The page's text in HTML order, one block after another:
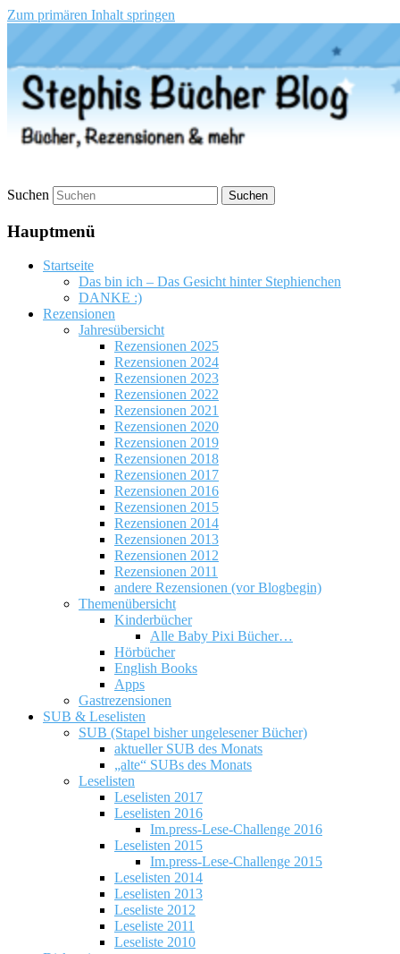
Zum primären Inhalt springen
Stephis Bücher Blog
Suchen
Hauptmenü
Startseite
Das bin ich – Das Gesicht hinter Stephienchen
DANKE :)
Rezensionen
Jahresübersicht
Rezensionen 2025
Rezensionen 2024
Rezensionen 2023
Rezensionen 2022
Rezensionen 2021
Rezensionen 2020
Rezensionen 2019
Rezensionen 2018
Rezensionen 2017
Rezensionen 2016
Rezensionen 2015
Rezensionen 2014
Rezensionen 2013
Rezensionen 2012
Rezensionen 2011
andere Rezensionen (vor Blogbegin)
Themenübersicht
Kinderbücher
Alle Baby Pixi Bücher…
Hörbücher
English Books
Apps
Gastrezensionen
SUB & Leselisten
SUB (Stapel bisher ungelesener Bücher)
aktueller SUB des Monats
„alte“ SUBs des Monats
Leselisten
Leselisten 2017
Leselisten 2016
Im.press-Lese-Challenge 2016
Leselisten 2015
Im.press-Lese-Challenge 2015
Leselisten 2014
Leselisten 2013
Leseliste 2012
Leseliste 2011
Leseliste 2010